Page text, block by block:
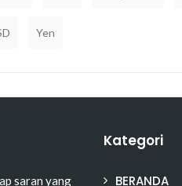
Yen
saran yang
Kategori
BERANDA